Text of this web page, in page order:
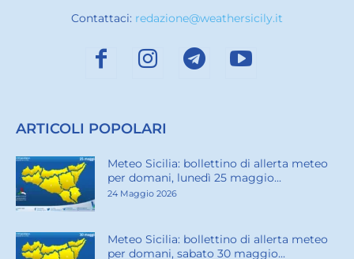
Contattaci: redazione@weathersicily.it
ARTICOLI POPOLARI
Meteo Sicilia: bollettino di allerta meteo
per domani, lunedì 25 maggio...
24 Maggio 2026
Meteo Sicilia: bollettino di allerta meteo
per domani, sabato 30 maggio...